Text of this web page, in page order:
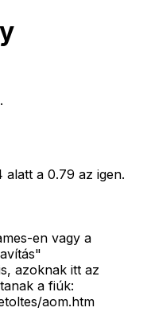
alatt a 0.79 az igen.
en vagy a
azoknak itt az
a fiúk:
aom.htm